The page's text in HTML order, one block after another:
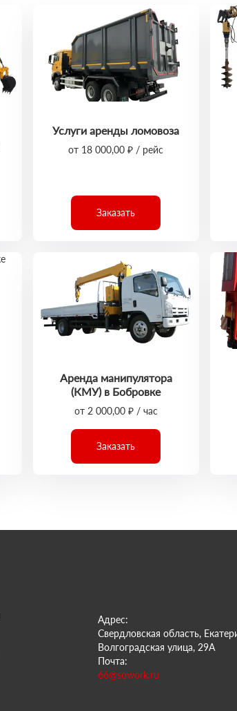
Услуги аренды ломовоза
от 18 000,00 ₽ / рейс
Заказать
Аренда манипулятора
(КМУ) в Бобровке
от 2 000,00 ₽ / час
Заказать
Адрес:
Свердловская область,
Волгоградская улица, 29А
Почта:
66@sowork.ru